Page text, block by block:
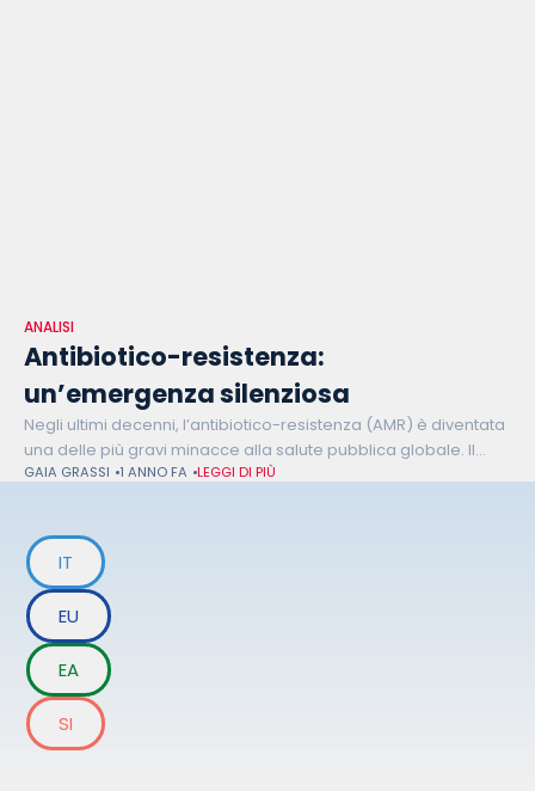
ANALISI
Antibiotico-resistenza:
un’emergenza silenziosa
Negli ultimi decenni, l’antibiotico-resistenza (AMR) è diventata
una delle più gravi minacce alla salute pubblica globale. Il
fenomeno, spesso sottovalutato, si sviluppa quando i batteri
GAIA GRASSI 1 ANNO FA LEGGI DI PIÙ
IT
EU
EA
SI